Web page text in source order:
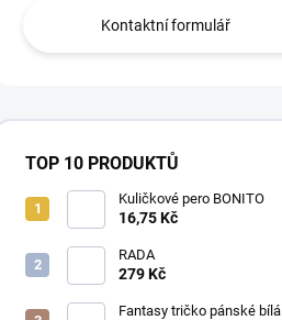
Kontaktní formulář
TOP 10 PRODUKTŮ
Kuličkové pero BONITO
16,75 Kč
RADA
279 Kč
Fantasy tričko pánské bílá